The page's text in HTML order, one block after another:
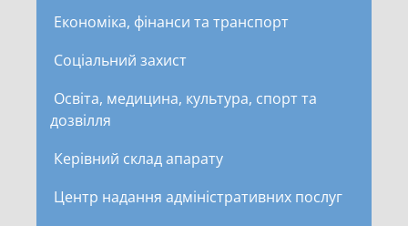
Економіка, фінанси та транспорт
Соціальний захист
Освіта, медицина, культура, спорт та
дозвілля
Керівний склад апарату
Центр надання адміністративних послуг